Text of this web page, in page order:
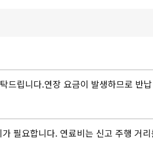
드립니다.연장 요금이 발생하므로 반
필요합니다. 연료비는 신고 주행 거